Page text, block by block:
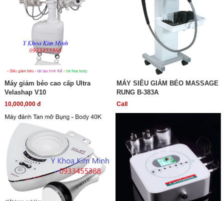
Máy giảm béo cao cấp Ultra
Velashap V10
10,000,000 đ
MÁY SIÊU GIẢM BÉO MASSAGE
RUNG B-383A
Call